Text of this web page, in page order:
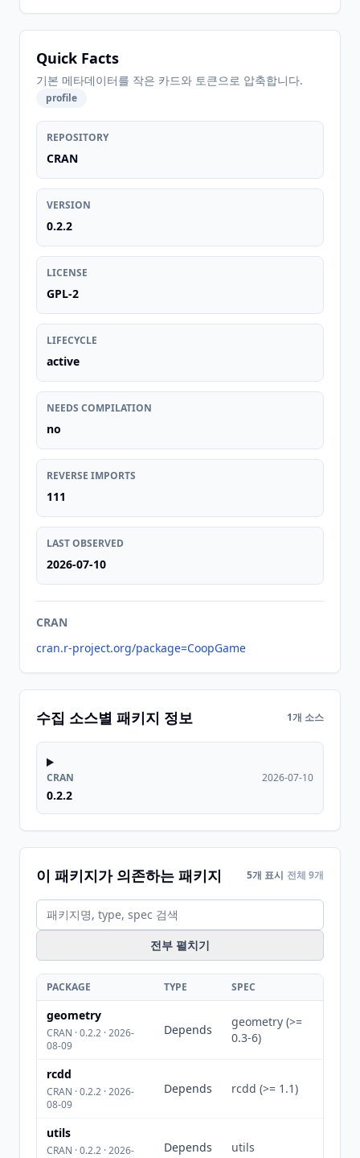
Quick Facts
기본 메타데이터를 작은 카드와 토큰으로 압축합니다.
profile
REPOSITORY
CRAN
VERSION
0.2.2
LICENSE
GPL-2
LIFECYCLE
active
NEEDS COMPILATION
no
REVERSE IMPORTS
111
LAST OBSERVED
2026-07-10
CRAN
cran.r-project.org/package=CoopGame
수집 소스별 패키지 정보 1개 소스
CRAN
0.2.2
2026-07-10
이 패키지가 의존하는 패키지 5개 표시 전체 9개
전부 펼치기
PACKAGE TYPE SPEC
geometry
CRAN · 0.2.2 · 2026-
08-09
Depends
geometry (>=
0.3-6)
rcdd
CRAN · 0.2.2 · 2026-
08-09
Depends rcdd (>= 1.1)
utils
CRAN · 0.2.2 · 2026-
Depends utils